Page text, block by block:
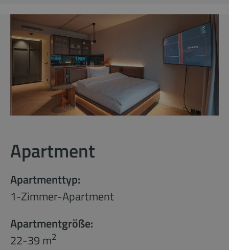
Apartment
Apartmenttyp:
1-Zimmer-Apartment
Apartmentgröße:
22-39 m2